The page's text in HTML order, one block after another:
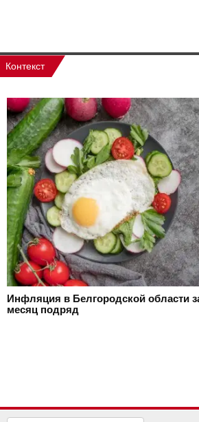
Контекст
Инфляция в Белгородской области
месяц подряд